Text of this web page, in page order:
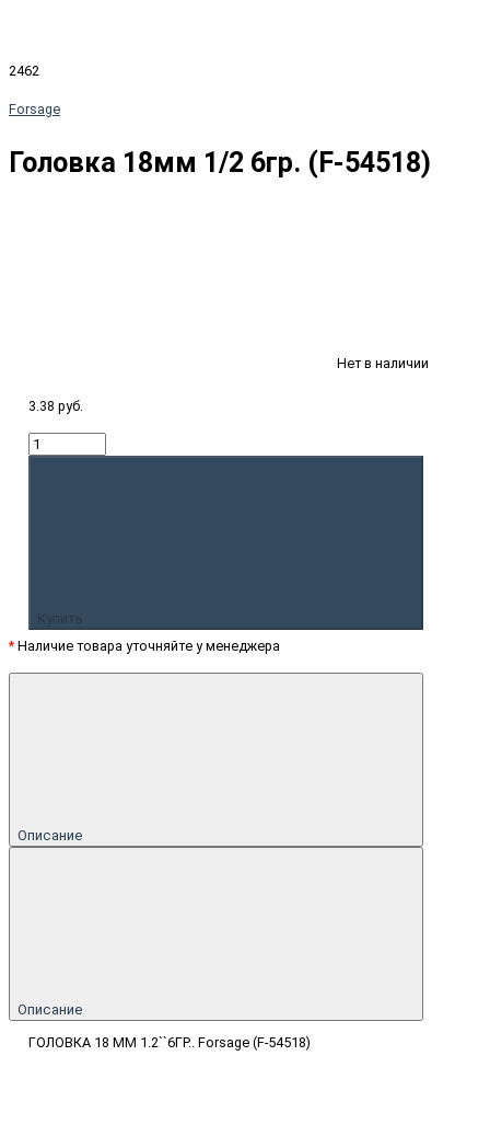
2462
Forsage
Головка 18мм 1/2 6гр. (F-54518)
Нет в наличии
3.38 руб.
Купить
* Наличие товара уточняйте у менеджера
Описание
Описание
ГОЛОВКА 18 ММ 1.2``6ГР.. Forsage (F-54518)